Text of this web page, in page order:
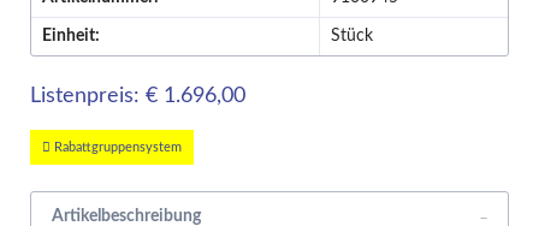
Einheit: Stück
Listenpreis: € 1.696,00
Rabattgruppensystem
Artikelbeschreibung